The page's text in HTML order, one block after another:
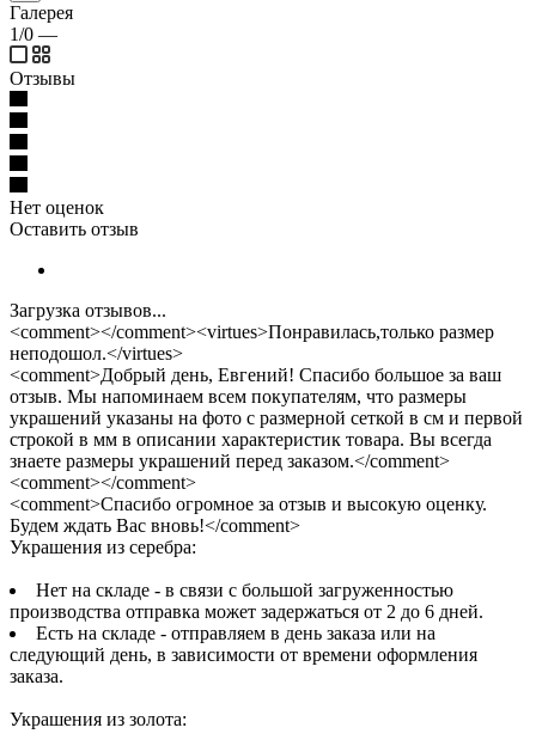
Галерея
1/0 —
Отзывы
Нет оценок
Оставить отзыв
Загрузка отзывов...
<comment></comment><virtues>Понравилась,только размер
неподошол.</virtues>
<comment>Добрый день, Евгений! Спасибо большое за ваш
отзыв. Мы напоминаем всем покупателям, что размеры
украшений указаны на фото с размерной сеткой в см и первой
строкой в мм в описании характеристик товара. Вы всегда
знаете размеры украшений перед заказом.</comment>
<comment></comment>
<comment>Спасибо огромное за отзыв и высокую оценку.
Будем ждать Вас вновь!</comment>
Украшения из серебра:
Нет на складе - в связи с большой загруженностью
производства отправка может задержаться от 2 до 6 дней.
Есть на складе - отправляем в день заказа или на
следующий день, в зависимости от времени оформления
заказа.
Украшения из золота: